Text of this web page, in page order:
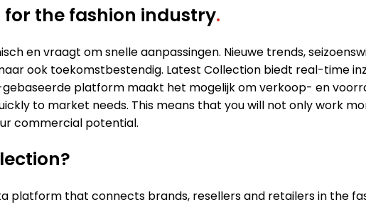
the fashion industry.
en vraagt om snelle aanpassingen. Nieuwe trends,
ook toekomstbestendig. Latest Collection biedt real-time
platform maakt het mogelijk om verkoop- en
to market needs. This means that you will not only work
commercial potential.
platform that connects brands, resellers and retailers in the